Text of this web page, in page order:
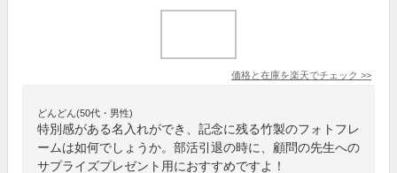
価格と在庫を楽天でチェック >>
どんどん(50代・男性)
特別感がある名入れができ、記念に残る竹製のフォトフレ
ームは如何でしょうか。部活引退の時に、顧問の先生への
サプライズプレゼント用におすすめですよ！